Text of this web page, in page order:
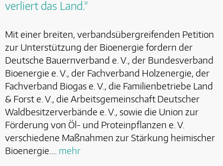
verliert das Land."
Mit einer breiten, verbandsübergreifenden Petition
zur Unterstützung der Bioenergie fordern der
Deutsche Bauernverband e. V., der Bundesverband
Bioenergie e. V., der Fachverband Holzenergie, der
Fachverband Biogas e. V., die Familienbetriebe Land
& Forst e. V., die Arbeitsgemeinschaft Deutscher
Waldbesitzerverbände e. V., sowie die Union zur
Förderung von Öl- und Proteinpflanzen e. V.
verschiedene Maßnahmen zur Stärkung heimischer
Bioenergie.… mehr